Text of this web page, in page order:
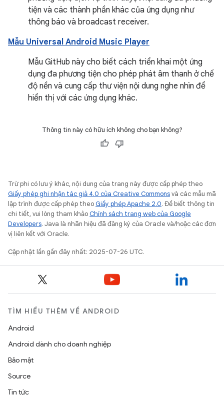
tiện và các thành phần khác của ứng dụng như
thông báo và broadcast receiver.
Mẫu Universal Android Music Player
Mẫu GitHub này cho biết cách triển khai một ứng
dụng đa phương tiện cho phép phát âm thanh ở chế
độ nền và cung cấp thư viện nội dung nghe nhìn để
hiển thị với các ứng dụng khác.
Thông tin này có hữu ích không cho bạn không?
Trừ phi có lưu ý khác, nội dung của trang này được cấp phép theo
Giấy phép ghi nhận tác giả 4.0 của Creative Commonsvà các mẫu mã
lập trình được cấp phép theoGiấy phép Apache 2.0. Để biết thông tin
chi tiết, vui lòng tham khảoChính sách trang web của Google
Developers. Java là nhãn hiệu đã đăng ký của Oracle và/hoặc các đơn
vị liên kết với Oracle.
Cập nhật lần gần đây nhất: 2025-07-26 UTC.
TÌM HIỂU THÊM VỀ ANDROID
Android
Android dành cho doanh nghiệp
Bảo mật
Source
Tin tức